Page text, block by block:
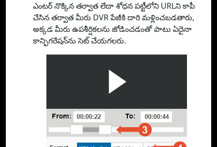
ఎంటర్ నొక్కిన తర్వాత లేదా శోధన పట్టీలోని URLని కాపీ
చేసిన తర్వాత మీరు DVR పేజీకి దారి మళ్లించబడతారు,
అక్కడ మీరు ఉపశీర్షికలను జోడించడంతో పాటు ఏదైనా
కాన్ఫిగరేషన్‌ను సెట్ చేయగలరు.